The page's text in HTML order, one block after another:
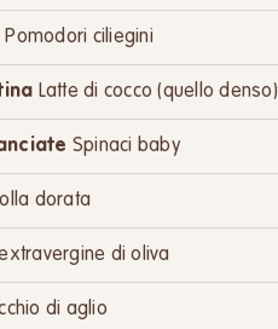
Pomodori ciliegini
Latte di cocco (quello denso)
Spinaci baby
dorata
di oliva
di aglio